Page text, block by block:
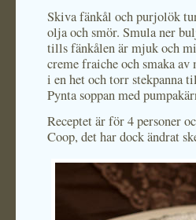
Skiva fänkål och purjolök
olja och smör. Smula ner
tills fänkålen är mjuk och
creme fraiche och smaka av
i en het och torr stekpanna
Pynta soppan med
Receptet är för 4 personer
Coop, det har dock ändrat